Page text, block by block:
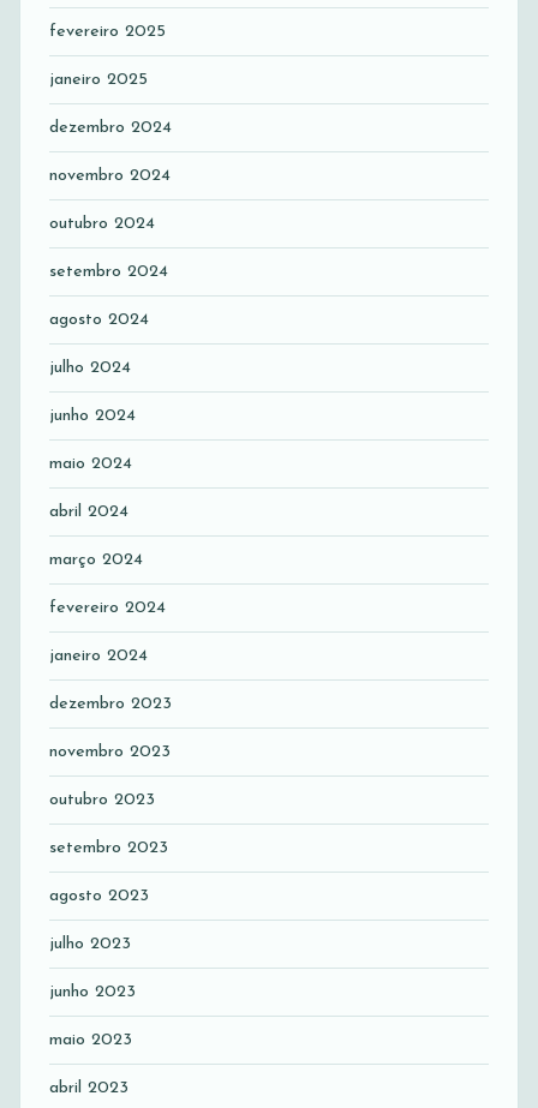
fevereiro 2025
janeiro 2025
dezembro 2024
novembro 2024
outubro 2024
setembro 2024
agosto 2024
julho 2024
junho 2024
maio 2024
abril 2024
março 2024
fevereiro 2024
janeiro 2024
dezembro 2023
novembro 2023
outubro 2023
setembro 2023
agosto 2023
julho 2023
junho 2023
maio 2023
abril 2023